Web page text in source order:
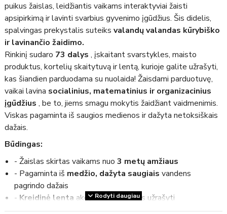
puikus žaislas, leidžiantis vaikams interaktyviai žaisti
apsipirkimą ir lavinti svarbius gyvenimo įgūdžius. Šis didelis,
spalvingas prekystalis suteiks valandų valandas kūrybiško
ir lavinančio žaidimo.
Rinkinį sudaro 73 dalys , įskaitant svarstykles, maisto
produktus, kortelių skaitytuvą ir lentą, kurioje galite užrašyti,
kas šiandien parduodama su nuolaida! Žaisdami parduotuvę,
vaikai lavina socialinius, matematinius ir organizacinius
įgūdžius , be to, jiems smagu mokytis žaidžiant vaidmenimis.
Viskas pagaminta iš saugios medienos ir dažyta netoksiškais
dažais.
Būdingas:
- Žaislas skirtas vaikams nuo3 metų amžiaus
- Pagaminta iš medžio, dažyta saugiais vandens
pagrindo dažais
- Kreidinė lenta akcijoms ar kainoms užrašyti
- Realistiška išvaizda – puikiai tinka žaisti parduotuvėje ar
Rodyti daugiau